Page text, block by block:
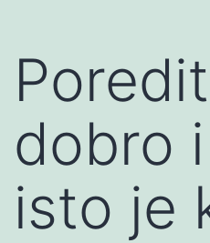
dobro
isto je